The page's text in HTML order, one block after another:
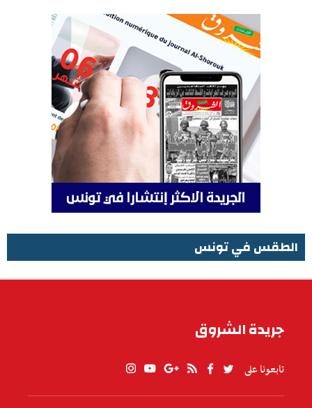
الطقس في تونس
جريدة الشروق
تابعونا على